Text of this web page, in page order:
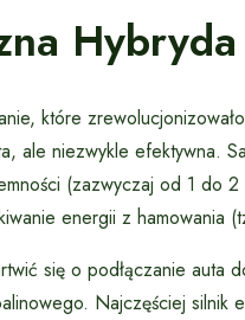
które
ale niezwykle efektywna.
(zazwyczaj od 1 do 2
energii z hamowania
się o podłączanie auta
Najczęściej silnik